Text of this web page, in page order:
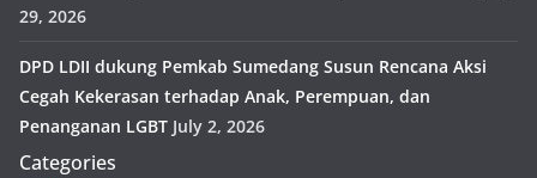
29, 2026
DPD LDII dukung Pemkab Sumedang Susun Rencana Aksi
Cegah Kekerasan terhadap Anak, Perempuan, dan
Penanganan LGBT July 2, 2026
Categories